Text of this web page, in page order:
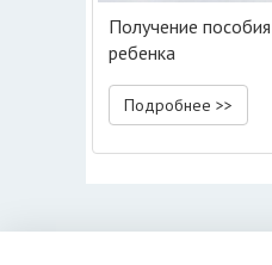
Получение
ребенка
Подробнее >>